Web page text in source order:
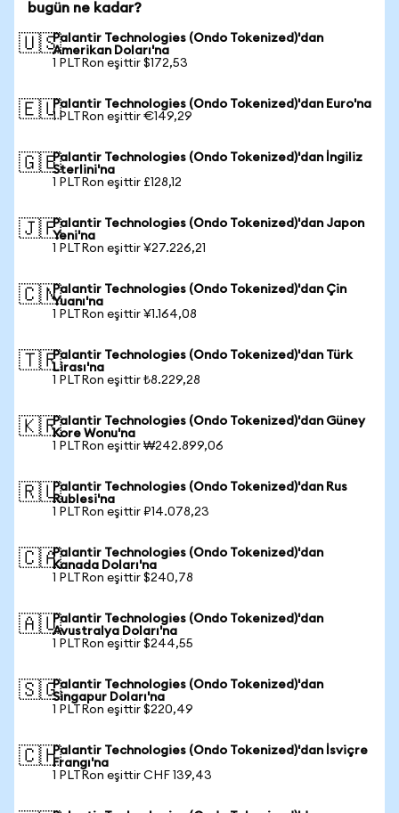
bugün ne kadar?
🇺🇸Palantir Technologies (Ondo Tokenized)'dan
Amerikan Doları'na
1 PLTRon eşittir $172,53
🇪🇺Palantir Technologies (Ondo Tokenized)'dan Euro'na
1 PLTRon eşittir €149,29
🇬🇧Palantir Technologies (Ondo Tokenized)'dan İngiliz
Sterlini'na
1 PLTRon eşittir £128,12
🇯🇵Palantir Technologies (Ondo Tokenized)'dan Japon
Yeni'na
1 PLTRon eşittir ¥27.226,21
🇨🇳Palantir Technologies (Ondo Tokenized)'dan Çin
Yuanı'na
1 PLTRon eşittir ¥1.164,08
🇹🇷Palantir Technologies (Ondo Tokenized)'dan Türk
Lirası'na
1 PLTRon eşittir ₺8.229,28
🇰🇷Palantir Technologies (Ondo Tokenized)'dan Güney
Kore Wonu'na
1 PLTRon eşittir ₩242.899,06
🇷🇺Palantir Technologies (Ondo Tokenized)'dan Rus
Rublesi'na
1 PLTRon eşittir ₽14.078,23
🇨🇦Palantir Technologies (Ondo Tokenized)'dan
Kanada Doları'na
1 PLTRon eşittir $240,78
🇦🇺Palantir Technologies (Ondo Tokenized)'dan
Avustralya Doları'na
1 PLTRon eşittir $244,55
🇸🇬Palantir Technologies (Ondo Tokenized)'dan
Singapur Doları'na
1 PLTRon eşittir $220,49
🇨🇭Palantir Technologies (Ondo Tokenized)'dan İsviçre
Frangı'na
1 PLTRon eşittir CHF 139,43